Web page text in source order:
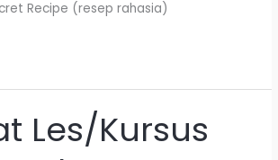
Recipe (resep rahasia)
Les/Kursus